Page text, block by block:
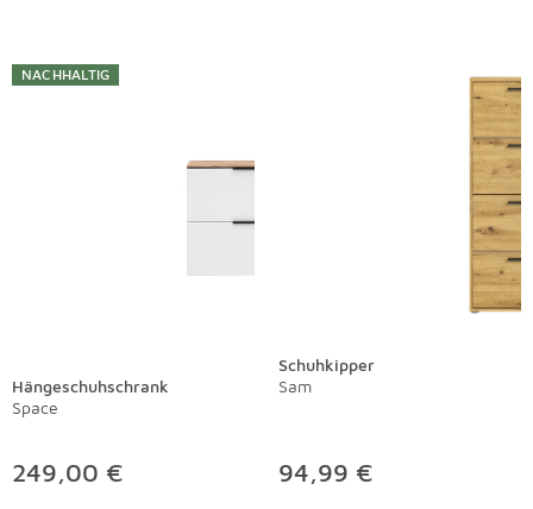
NACHHALTIG
Hängeschuhschrank
Space
249,00 €
Schuhkipper
Sam
94,99 €